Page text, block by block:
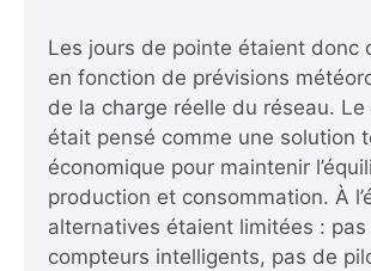
Les jours de pointe étaient donc
en fonction de prévisions
de la charge réelle du réseau. Le
était pensé comme une solution
économique pour maintenir
production et consommation. À
alternatives étaient limitées : pas
compteurs intelligents, pas de